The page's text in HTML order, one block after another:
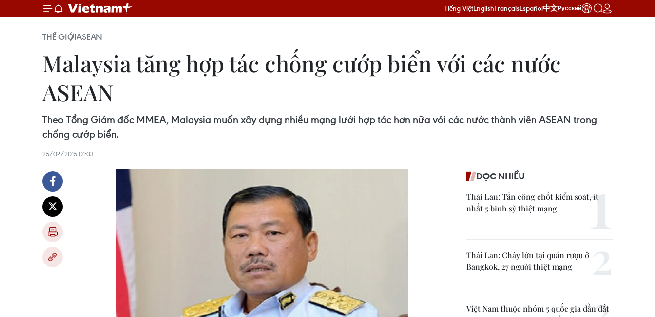
Tiếng ViệtEnglishFrançaisEspañol中文Русский
THẾ GIỚIASEAN
Malaysia tăng hợp tác chống cướp biển với các nước
ASEAN
Theo Tổng Giám đốc MMEA, Malaysia muốn xây dựng nhiều mạng lưới hợp tác hơn nữa với các nước thành viên ASEAN trong
chống cướp biển.
25/02/2015 01:03
ĐỌC NHIỀU
Thái Lan: Tấn công chốt kiểm soát, ít
nhất 5 binh sỹ thiệt mạng
Thái Lan: Cháy lớn tại quán rượu ở
Bangkok, 27 người thiệt mạng
Việt Nam thuộc nhóm 5 quốc gia dẫn dắt